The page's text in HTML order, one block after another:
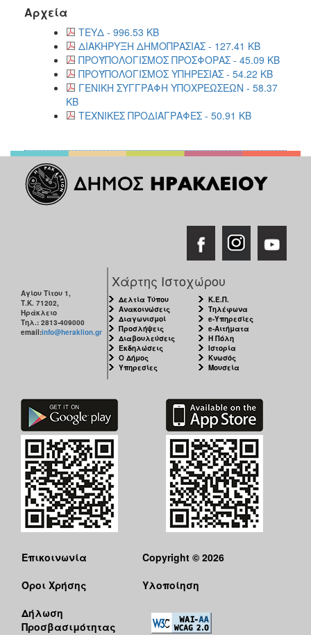
Αρχεία
ΤΕΥΔ - 996.53 KB
ΔΙΑΚΗΡΥΞΗ ΔΗΜΟΠΡΑΣΙΑΣ - 127.41 KB
ΠΡΟΫΠΟΛΟΓΙΣΜΟΣ ΠΡΟΣΦΟΡΑΣ - 45.09 KB
ΠΡΟΫΠΟΛΟΓΙΣΜΟΣ ΥΠΗΡΕΣΙΑΣ - 54.22 KB
ΓΕΝΙΚΗ ΣΥΓΓΡΑΦΗ ΥΠΟΧΡΕΩΣΕΩΝ - 58.37
KB
ΤΕΧΝΙΚΕΣ ΠΡΟΔΙΑΓΡΑΦΕΣ - 50.91 KB
Αγίου Τίτου 1,
Τ.Κ. 71202,
Ηράκλειο
Τηλ.: 2813-409000
email:info@heraklion.gr
Χάρτης Ιστοχώρου
Δελτία Τύπου
Ανακοινώσεις
Διαγωνισμοί
Προσλήψεις
Διαβουλεύσεις
Εκδηλώσεις
Ο Δήμος
Υπηρεσίες
Κ.Ε.Π.
Τηλέφωνα
e-Υπηρεσίες
e-Αιτήματα
Η Πόλη
Ιστορία
Κνωσός
Μουσεία
Επικοινωνία
Όροι Χρήσης
Δήλωση
Προσβασιμότητας
Copyright © 2026
Υλοποίηση